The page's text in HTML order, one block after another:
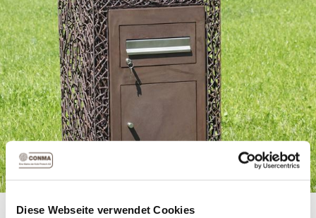
Diese Webseite verwendet Cookies
Briefkasten in Drahtoptik, sicher ein Blickpunkt.